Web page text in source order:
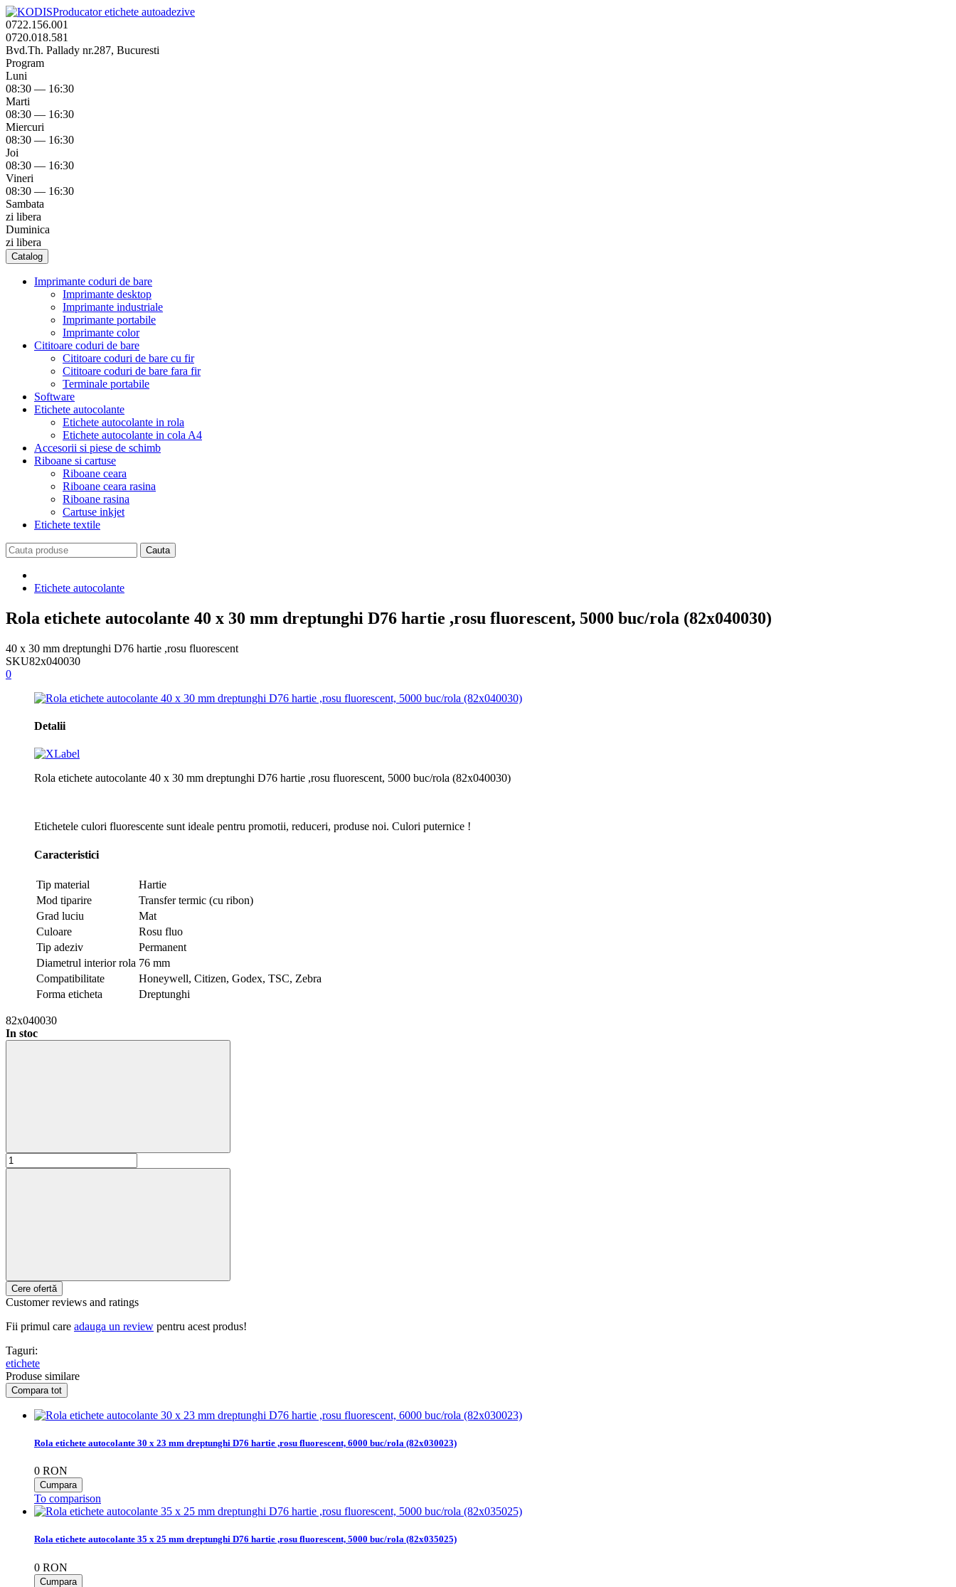
Producator etichete autoadezive
0722.156.001
0720.018.581
Bvd.Th. Pallady nr.287, Bucuresti
Program
Luni
08:30 — 16:30
Marti
08:30 — 16:30
Miercuri
08:30 — 16:30
Joi
08:30 — 16:30
Vineri
08:30 — 16:30
Sambata
zi libera
Duminica
zi libera
Catalog
Imprimante coduri de bare
Imprimante desktop
Imprimante industriale
Imprimante portabile
Imprimante color
Cititoare coduri de bare
Cititoare coduri de bare cu fir
Cititoare coduri de bare fara fir
Terminale portabile
Software
Etichete autocolante
Etichete autocolante in rola
Etichete autocolante in cola A4
Accesorii si piese de schimb
Riboane si cartuse
Riboane ceara
Riboane ceara rasina
Riboane rasina
Cartuse inkjet
Etichete textile
Etichete autocolante
Rola etichete autocolante 40 x 30 mm dreptunghi D76 hartie ,rosu fluorescent, 5000 buc/rola (82x040030)
40 x 30 mm dreptunghi D76 hartie ,rosu fluorescent
SKU82x040030
0
Detalii
Rola etichete autocolante 40 x 30 mm dreptunghi D76 hartie ,rosu fluorescent, 5000 buc/rola (82x040030)
Etichetele culori fluorescente sunt ideale pentru promotii, reduceri, produse noi. Culori puternice !
Caracteristici
Tip material
Hartie
Mod tiparire
Transfer termic (cu ribon)
Grad luciu
Mat
Culoare
Rosu fluo
Tip adeziv
Permanent
Diametrul interior rola 76 mm
Compatibilitate
Honeywell, Citizen, Godex, TSC, Zebra
Forma eticheta
Dreptunghi
82x040030
In stoc
Customer reviews and ratings
Fii primul care adauga un review pentru acest produs!
Taguri:
etichete
Produse similare
Rola etichete autocolante 30 x 23 mm dreptunghi D76 hartie ,rosu fluorescent, 6000 buc/rola (82x030023)
0 RON
To comparison
Rola etichete autocolante 35 x 25 mm dreptunghi D76 hartie ,rosu fluorescent, 5000 buc/rola (82x035025)
0 RON